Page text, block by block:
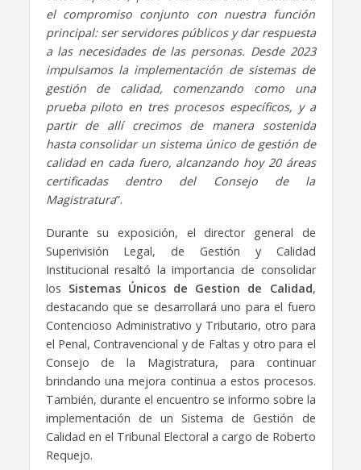
el compromiso conjunto con nuestra función
principal: ser servidores públicos y dar respuesta
a las necesidades de las personas. Desde 2023
impulsamos la implementación de sistemas de
gestión de calidad, comenzando como una
prueba piloto en tres procesos específicos, y a
partir de allí crecimos de manera sostenida
hasta consolidar un sistema único de gestión de
calidad en cada fuero, alcanzando hoy 20 áreas
certificadas dentro del Consejo de la
Magistratura”.
Durante su exposición, el director general de
Superivisión Legal, de Gestión y Calidad
Institucional resaltó la importancia de consolidar
los Sistemas Únicos de Gestion de Calidad,
destacando que se desarrollará uno para el fuero
Contencioso Administrativo y Tributario, otro para
el Penal, Contravencional y de Faltas y otro para el
Consejo de la Magistratura, para continuar
brindando una mejora continua a estos procesos.
También, durante el encuentro se informo sobre la
implementación de un Sistema de Gestión de
Calidad en el Tribunal Electoral a cargo de Roberto
Requejo.